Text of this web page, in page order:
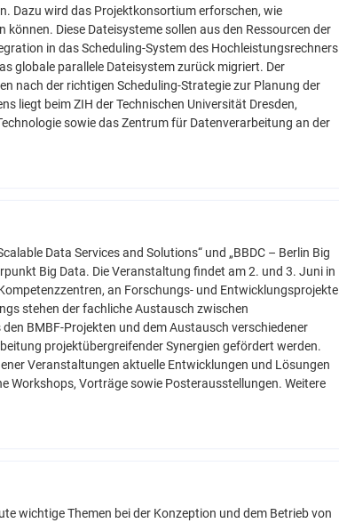
Dazu wird das Projektkonsortium erforschen, wie
Diese Dateisysteme sollen aus den Ressourcen der
in das Scheduling-System des Hochleistungsrechners
globale parallele Dateisystem zurück migriert. Der
nach der richtigen Scheduling-Strategie zur Planung der
liegt beim ZIH der Technischen Universität Dresden,
sowie das Zentrum für Datenverarbeitung an der
Data Services and Solutions“ und „BBDC – Berlin Big
Big Data. Die Veranstaltung findet am 2. und 3. Juni in
an Forschungs- und Entwicklungsprojekte
stehen der fachliche Austausch zwischen
BMBF-Projekten und dem Austausch verschiedener
projektübergreifender Synergien gefördert werden.
Veranstaltungen aktuelle Entwicklungen und Lösungen
Workshops, Vorträge sowie Posterausstellungen. Weitere
wichtige Themen bei der Konzeption und dem Betrieb von